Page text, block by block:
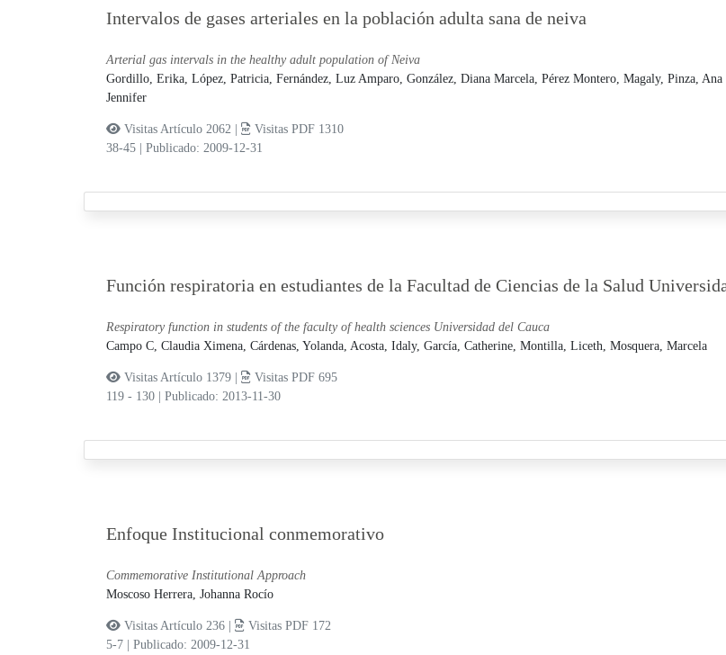
Intervalos de gases arteriales en la población adulta sana de neiva
Arterial gas intervals in the healthy adult population of Neiva
Gordillo, Erika, López, Patricia, Fernández, Luz Amparo, González, Diana Marcela, Pérez Montero, Magaly, Pinza, Ana
Jennifer
Visitas Artículo 2062 |
Visitas PDF 1310
38-45
Publicado: 2009-12-31
Función respiratoria en estudiantes de la Facultad de Ciencias de la Salud
Respiratory function in students of the faculty of health sciences Universidad del Cauca
Campo C, Claudia Ximena, Cárdenas, Yolanda, Acosta, Idaly, García, Catherine, Montilla, Liceth, Mosquera, Marcela
Visitas Artículo 1379 |
Visitas PDF 695
119 - 130
Publicado: 2013-11-30
Enfoque Institucional conmemorativo
Commemorative Institutional Approach
Moscoso Herrera, Johanna Rocío
Visitas Artículo 236 |
Visitas PDF 172
5-7
Publicado: 2009-12-31